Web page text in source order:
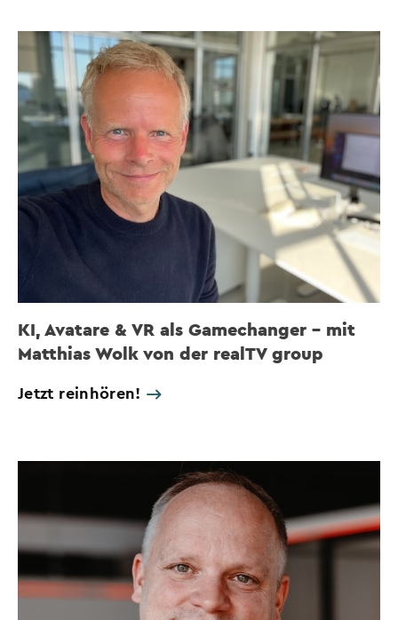
KI, Avatare & VR als Gamechanger – mit
Matthias Wolk von der realTV group
Jetzt reinhören!